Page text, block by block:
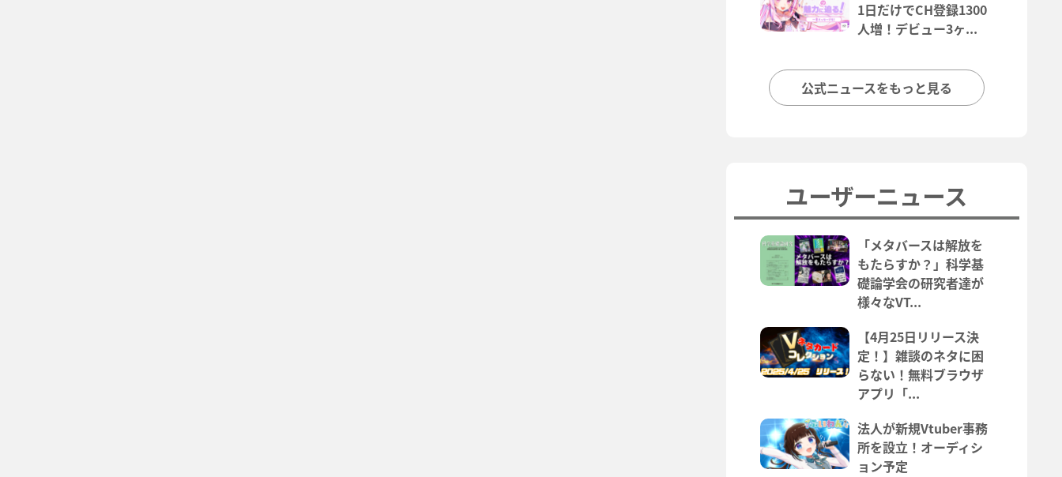
1日だけでCH登録1300
人増！デビュー3ヶ...
公式ニュースをもっと見る
ユーザーニュース
「メタバースは解放を
もたらすか？」科学基
礎論学会の研究者達が
様々なVT...
【4月25日リリース決
定！】雑談のネタに困
らない！無料ブラウザ
アプリ「...
法人が新規Vtuber事務
所を設立！オーディシ
ョン予定